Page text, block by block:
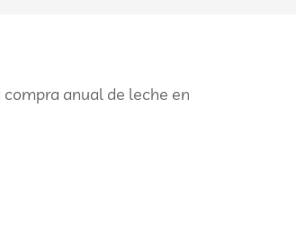
anual de leche en